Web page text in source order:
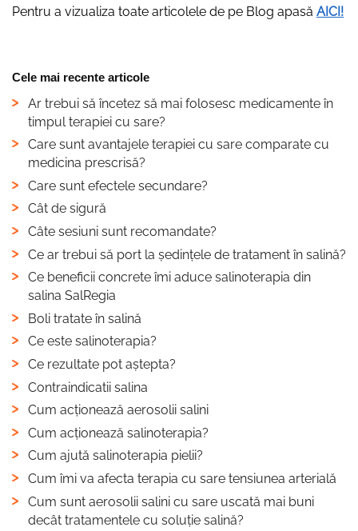
Pentru a vizualiza toate articolele de pe Blog apasă AICI!
Cele mai recente articole
Ar trebui să încetez să mai folosesc medicamente în
timpul terapiei cu sare?
Care sunt avantajele terapiei cu sare comparate cu
medicina prescrisă?
Care sunt efectele secundare?
Cât de sigură
Câte sesiuni sunt recomandate?
Ce ar trebui să port la ședințele de tratament în salină?
Ce beneficii concrete îmi aduce salinoterapia din
salina SalRegia
Boli tratate în salină
Ce este salinoterapia?
Ce rezultate pot aștepta?
Contraindicatii salina
Cum acționează aerosolii salini
Cum acționează salinoterapia?
Cum ajută salinoterapia pielii?
Cum îmi va afecta terapia cu sare tensiunea arterială
Cum sunt aerosolii salini cu sare uscată mai buni
decât tratamentele cu soluție salină?